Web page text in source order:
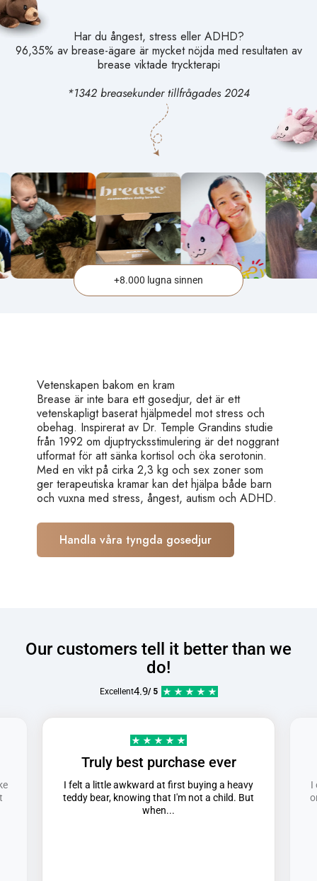
Har du ångest, stress eller ADHD?
96,35% av brease-ägare är mycket nöjda med resultaten av
brease viktade tryckterapi
*1342 breasekunder tillfrågades 2024
+8.000 lugna sinnen
Vetenskapen bakom en kram
Brease är inte bara ett gosedjur, det är ett
vetenskapligt baserat hjälpmedel mot stress och
obehag. Inspirerat av Dr. Temple Grandins studie
från 1992 om djuptrycksstimulering är det noggrant
utformat för att sänka kortisol och öka serotonin.
Med en vikt på cirka 2,3 kg och sex zoner som
ger terapeutiska kramar kan det hjälpa både barn
och vuxna med stress, ångest, autism och ADHD.
Handla våra tyngda gosedjur
Our customers tell it better than we
do!
Excellent4.9/ 5
Truly best purchase ever
I felt a little awkward at first buying a heavy
teddy bear, knowing that I'm not a child. But
when...
I